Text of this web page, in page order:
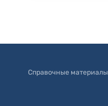
Справочные материалы